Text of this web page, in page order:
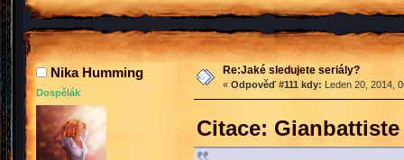
Nika Humming
Dospělák
Re:Jaké sledujete seriály?
« Odpověď #111 kdy: Leden 20, 2014,
Citace: